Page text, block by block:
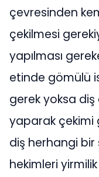
çevresinden
çekilmesi
yapılması
etinde gömülü
gerek yoksa
yaparak çekimi
diş herhangi
hekimleri